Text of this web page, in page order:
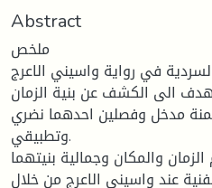
Abstract
ملخص
في رواية واسيني الاعرج
الى الكشف عن بنية الزمان
مدخل وفصلين احدهما نضري
وتطبيقي.
والمكان وجمالية بنيتهما
عند واسيني الاعرج من خلال